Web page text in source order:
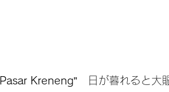
Pasar Kreneng”　日が暮れると大